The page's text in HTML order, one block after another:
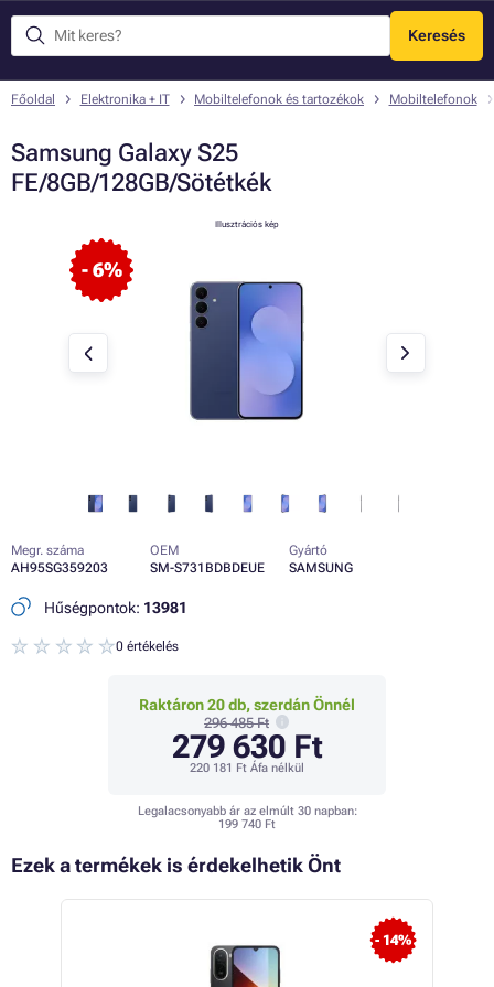
Keresés
Menü
Főoldal Elektronika + IT Mobiltelefonok és tartozékok Mobiltelefonok
Samsung Galaxy S25
FE/8GB/128GB/Sötétkék
- 6%
Illusztrációs kép
Megr. száma
AH95SG359203
OEM
SM-S731BDBDEUE
Gyártó
SAMSUNG
Hűségpontok: 13981
0 értékelés
Raktáron 20 db, szerdán Önnél
296 485 Ft
279 630 Ft
220 181 Ft Áfa nélkül
Legalacsonyabb ár az elmúlt 30 napban:
199 740 Ft
Ezek a termékek is érdekelhetik Önt
- 14%